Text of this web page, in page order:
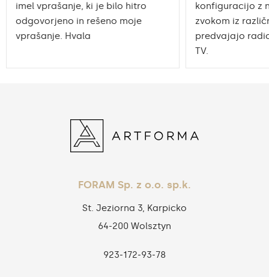
imel vprašanje, ki je bilo hitro
odgovorjeno in rešeno moje
vprašanje. Hvala
konfiguracijo z
zvokom iz
predvajajo
TV.
FORAM Sp. z o.o. sp.k.
St. Jeziorna 3, Karpicko
64-200 Wolsztyn
923‑172‑93‑78